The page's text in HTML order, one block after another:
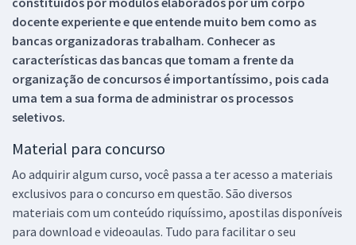
docente experiente e que entende muito bem como as
bancas organizadoras trabalham. Conhecer as
características das bancas que tomam a frente da
organização de concursos é importantíssimo, pois cada
uma tem a sua forma de administrar os processos
seletivos.
Material para concurso
Ao adquirir algum curso, você passa a ter acesso a materiais
exclusivos para o concurso em questão. São diversos
materiais com um conteúdo riquíssimo, apostilas disponíveis
para download e videoaulas. Tudo para facilitar o seu